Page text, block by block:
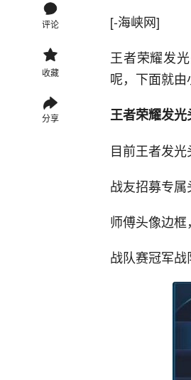
评论
收藏
分享
[-海峡网]
王者荣耀发
呢，下面就由
王者荣耀发
目前王者发光
战友招募专
师傅头像边
战队赛冠军